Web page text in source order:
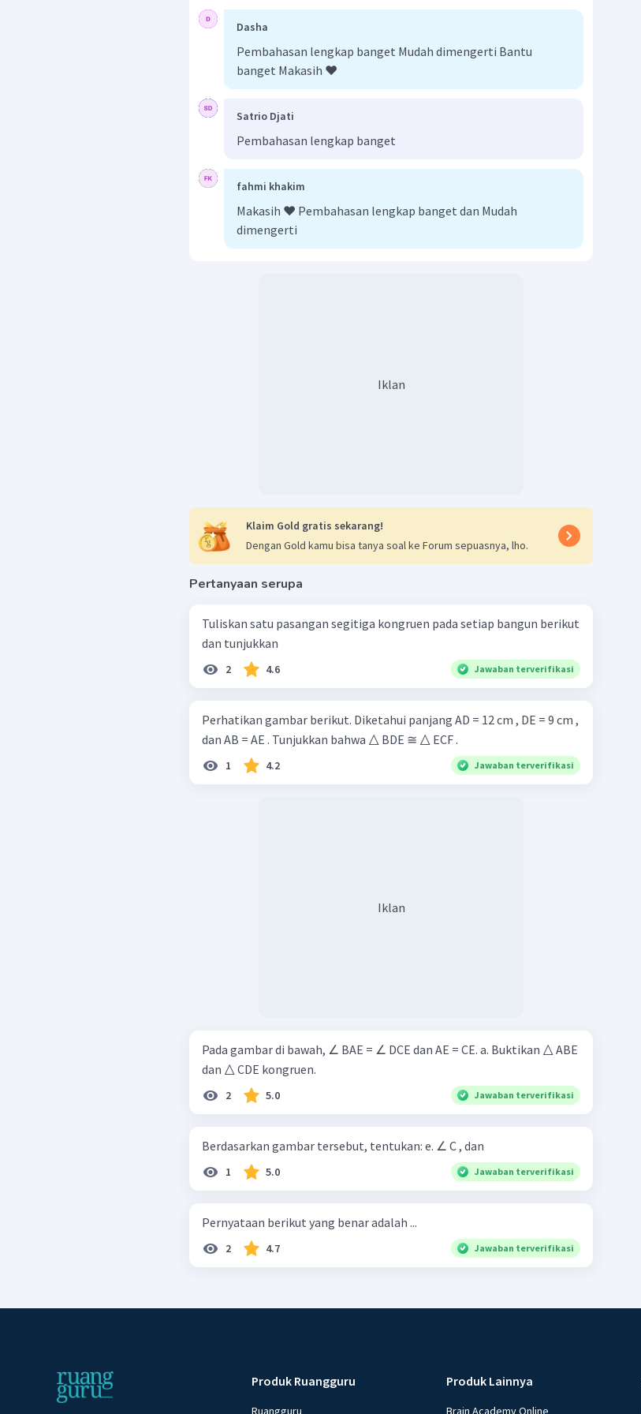
Dengan demikian, terbukti
= ∠
Dasha
Pembahasan lengkap banget Mudah dimengerti Bantu
banget Makasih ❤️
Satrio Djati
Pembahasan lengkap banget
fahmi khakim
Makasih ❤️ Pembahasan lengkap banget dan Mudah
dimengerti
Iklan
Klaim Gold gratis sekarang!
Dengan Gold kamu bisa tanya soal ke Forum sepuasnya, lho.
Pertanyaan serupa
Tuliskan satu pasangan segitiga kongruen pada setiap bangun berikut
dan tunjukkan
2 4.6 Jawaban terverifikasi
Perhatikan gambar berikut. Diketahui panjang AD = 12 cm , DE = 9 cm ,
dan AB = AE . Tunjukkan bahwa △ BDE ≅ △ ECF .
1 4.2 Jawaban terverifikasi
Iklan
Pada gambar di bawah, ∠ BAE = ∠ DCE dan AE = CE. a. Buktikan △ ABE
dan △ CDE kongruen.
2 5.0 Jawaban terverifikasi
Berdasarkan gambar tersebut, tentukan: e. ∠ C , dan
1 5.0 Jawaban terverifikasi
Pernyataan berikut yang benar adalah ...
2 4.7 Jawaban terverifikasi
Produk Ruangguru
Ruangguru
Produk Lainnya
Brain Academy Online